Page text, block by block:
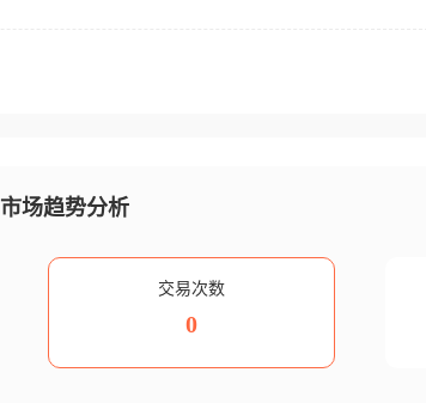
市场趋势分析
交易次数
0